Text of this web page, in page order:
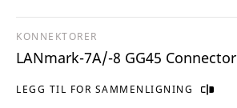
LEGG TIL FOR SAMMENLIGNING
KONNEKTORER
LANmark-7A/-8 GG45 Connector